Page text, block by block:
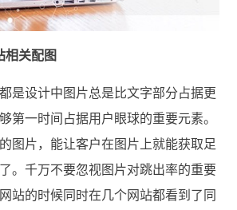
关配图
设计中图片总是比文字部分占据更
第一时间占据用户眼球的重要元素。
图片，能让客户在图片上就能获取足
。千万不要忽视图片对跳出率的重要
站的时候同时在几个网站都看到了同